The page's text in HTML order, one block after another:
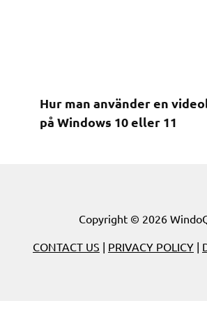
Hur man använder en
på Windows 10 eller 11
Copyright © 2026
CONTACT US | PRIVACY POLICY |